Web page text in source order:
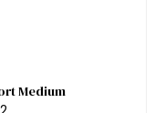
Medium